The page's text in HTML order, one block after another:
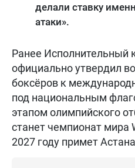
делали ставку
атаки».
Ранее Исполнительный
официально утвердил
боксёров к
под национальным
этапом олимпийского
станет чемпионат мира
2027 году примет